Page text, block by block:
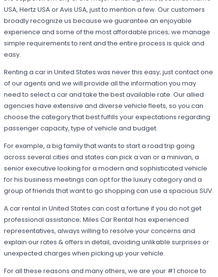
USA, Hertz USA or Avis USA, just to mention a few. Our customers
broadly recognize us because we guarantee an enjoyable
experience and some of the most affordable prices; we manage
simple requirements to rent and the entire process is quick and
easy.
Renting a car in United States was never this easy; just contact one
of our agents and we will provide all the information you may
need to select a car and take the best available rate. Our allied
agencies have extensive and diverse vehicle fleets, so you can
choose the category that best fulfills your expectations regarding
passenger capacity, type of vehicle and budget.
For example, a big family that wants to start a road trip going
across several cities and states can pick a van or a minivan, a
senior executive looking for a modern and sophisticated vehicle
for his business meetings can opt for the luxury category and a
group of friends that want to go shopping can use a spacious SUV.
A car rental in United States can cost a fortune if you do not get
professional assistance; Miles Car Rental has experienced
representatives, always willing to resolve your concerns and
explain our rates & offers in detail, avoiding unlikable surprises or
unexpected charges when picking up your vehicle.
For all these reasons and many others, we are your #1 choice to